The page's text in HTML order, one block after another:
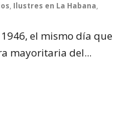
, Ilustres en La Habana,
el mismo día que
mayoritaria del...